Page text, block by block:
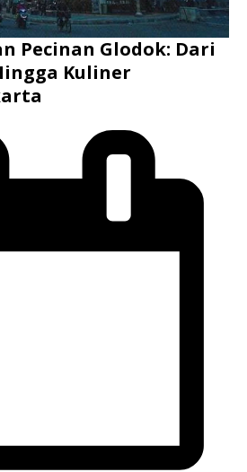
Pecinan Glodok: Dari
Kuliner